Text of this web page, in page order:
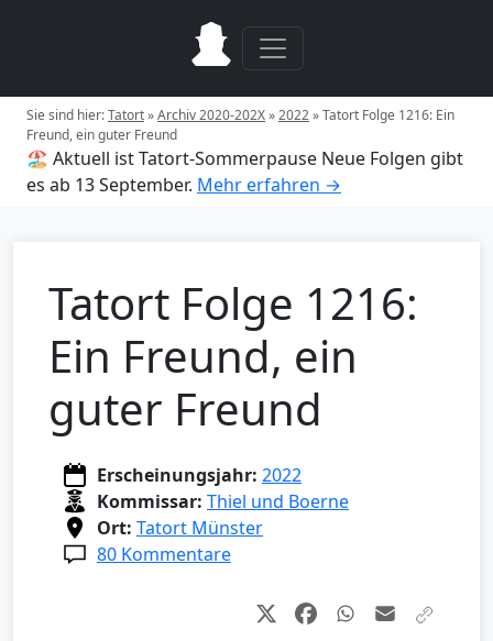
Sie sind hier:Tatort»Archiv 2020-202X»2022»Tatort Folge 1216: Ein
Freund, ein guter Freund
🏖️ Aktuell ist Tatort-Sommerpause Neue Folgen gibt
es ab 13 September. Mehr erfahren →
Tatort Folge 1216:
Ein Freund, ein
guter Freund
Erscheinungsjahr: 2022
Kommissar: Thiel und Boerne
Ort: Tatort Münster
80 Kommentare